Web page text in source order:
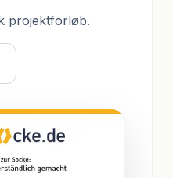
projektforløb.